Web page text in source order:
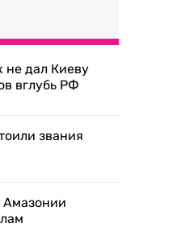
не дал Киеву
вглубь РФ
звания
Амазонии